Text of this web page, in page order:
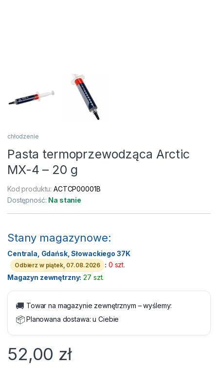
chłodzenie
Pasta termoprzewodząca Arctic
MX-4 – 20 g
Kod produktu:ACTCP00001B
Dostępność: Na stanie
Stany magazynowe:
Centrala, Gdańsk, Słowackiego 37K
Odbierz w piątek, 07.08.2026 : 0 szt.
Magazyn zewnętrzny: 27 szt.
🚚 Towar na magazynie zewnętrznym – wyślemy:
📦Planowana dostawa:u Ciebie
52,00 zł